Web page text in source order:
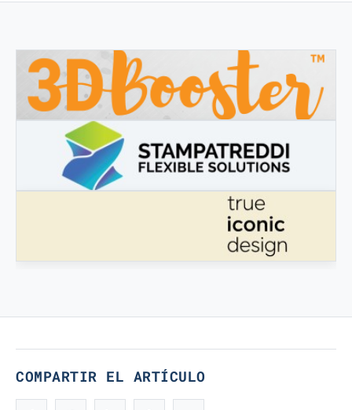
3DBOOSTER
3DBooster - Productos innovadores para impresión 3D
COMPARTIR EL ARTÍCULO